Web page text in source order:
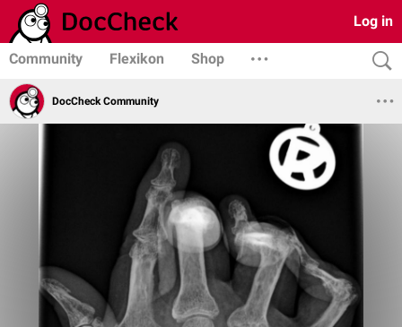
Log in
Community Flexikon Shop
DocCheck Community